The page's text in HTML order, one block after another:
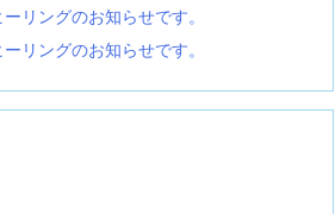
リングのお知らせです。
リングのお知らせです。